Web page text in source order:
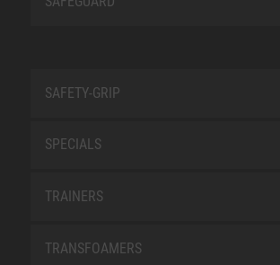
SAFETY-GRIP
SPECIALS
TRAINERS
TRANSFOAMERS